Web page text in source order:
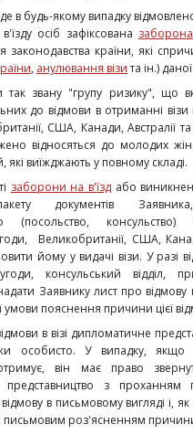
в будь-якому випадку
осіб зафіксована
країни, які
, анулювання візита ін.)
так звану "групу ризику", що
до відмови в отриманні візи
США, Канади, Австралії
відносяться до молодих
які виїжджають у повному складі.
заборони на в'їзд або
документів
(посольство, консульство)
Великобританії, США,
йому у видачі візи. У разі
консульський відділ,
Заявнику лист про відмову
умови пояснення причини цієї
в візі дипломатичне
особисто. У випадку, якщо
він має право
представництво з
в письмовому вигляді і,
письмовим роз'ясненням